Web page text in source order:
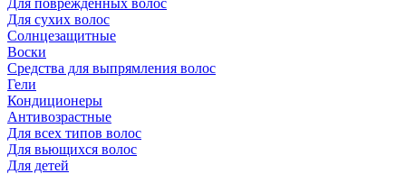
Для поврежденных волос
Для сухих волос
Солнцезащитные
Воски
Средства для выпрямления волос
Гели
Кондиционеры
Антивозрастные
Для всех типов волос
Для вьющихся волос
Для детей